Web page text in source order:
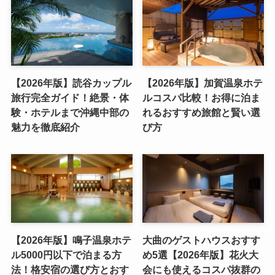
【2026年版】読谷カップル
旅行完全ガイド！絶景・体
験・ホテルまで沖縄中部の
魅力を徹底紹介
【2026年版】加賀温泉ホテ
ルコスパ比較！お得に泊ま
れるおすすめ旅館と賢い選
び方
【2026年版】鳴子温泉ホテ
ル5000円以下で泊まる方
法！格安宿の選び方とおす
大曲のゲストハウスおすす
め5選【2026年版】花火大
会にも使えるコスパ抜群の